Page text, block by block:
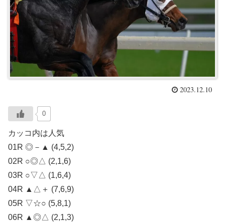
2023.12.10
0
カッコ内は人気
01R ◎－▲ (4,5,2)
02R ○◎△ (2,1,6)
03R ○▽△ (1,6,4)
04R ▲△＋ (7,6,9)
05R ▽☆○ (5,8,1)
06R ▲◎△ (2,1,3)